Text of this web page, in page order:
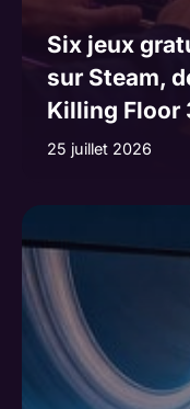
Six jeux
sur Steam,
Killing Floor
25 juillet 2026